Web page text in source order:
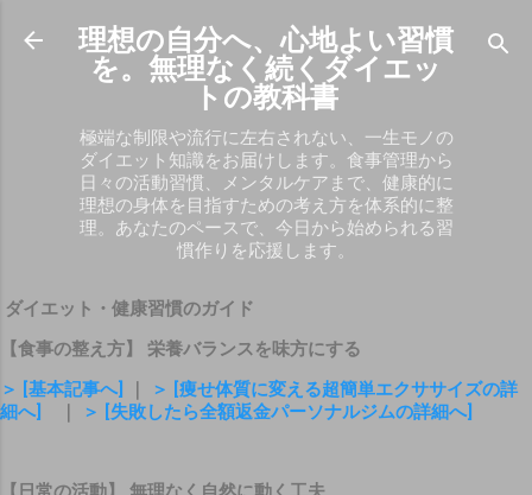
スキップしてメイン コンテンツに移動
理想の自分へ、心地よい習慣
を。無理なく続くダイエッ
トの教科書
極端な制限や流行に左右されない、一生モノの
ダイエット知識をお届けします。食事管理から
日々の活動習慣、メンタルケアまで、健康的に
理想の身体を目指すための考え方を体系的に整
理。あなたのペースで、今日から始められる習
慣作りを応援します。
ダイエット・健康習慣のガイド
【食事の整え方】 栄養バランスを味方にする
＞ [基本記事へ]
＞ [痩せ体質に変える超簡単エクササイズの詳
細へ]
＞ [失敗したら全額返金パーソナルジムの詳細へ]